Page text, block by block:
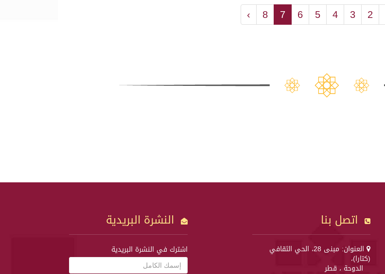
2
3
4
5
6
7
8
›
اتصل بنا
العنوان: مبنى 28، الحي الثقافي
(كتارا)،
الدوحة ، قطر
النشرة البريدية
اشترك في النشرة البريدية